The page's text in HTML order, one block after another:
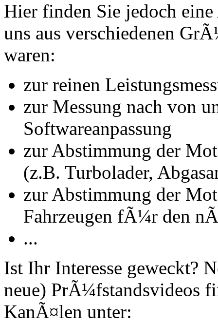
Hier finden Sie jedoch
uns aus verschiedenen
waren:
zur reinen
zur Messung nach von
Softwareanpassung
zur Abstimmung der
(z.B. Turbolader,
zur Abstimmung der
Fahrzeugen fÃ¼r den
...
Ist Ihr Interesse geweckt?
neue) PrÃ¼fstandsvideos
KanÃ¤len unter: